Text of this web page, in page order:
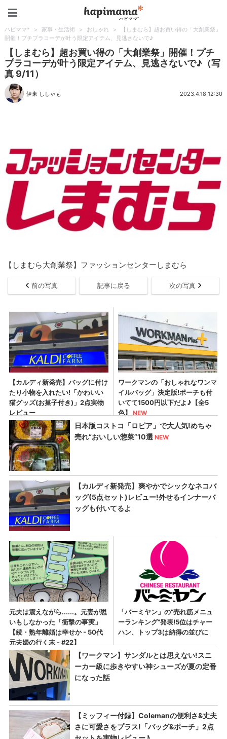
ハピママ* > 家事・生活術 > おしゃれ >
【しまむら】超お買い得の「大創業祭」
開催！プチプラコーデが叶う限定アイテム、見逃さないで♪
【しまむら】超お買い得の「大創業祭」開催！プチ
プラコーデが叶う限定アイテム、見逃さないで♪（写
真 9/11）
伊東 ししゃも 2023.4.18 12:30
【しまむら大創業祭】ファッションセンターしまむら
前の写真 記事に戻る 次の写真